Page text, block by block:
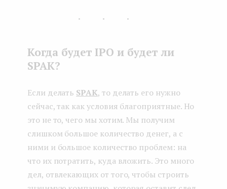
...
Когда будет IPO и будет ли
SPAK?
Если делать SPAK, то делать его нужно
сейчас, так как условия благоприятные. Но
это не то, чего мы хотим. Мы получим
слишком большое количество денег, а с
ними и большое количество проблем: на
что их потратить, куда вложить. Это много
дел, отвлекающих от того, чтобы строить